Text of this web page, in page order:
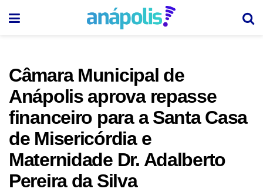
Câmara Municipal de
Anápolis aprova repasse
financeiro para a Santa Casa
de Misericórdia e
Maternidade Dr. Adalberto
Pereira da Silva